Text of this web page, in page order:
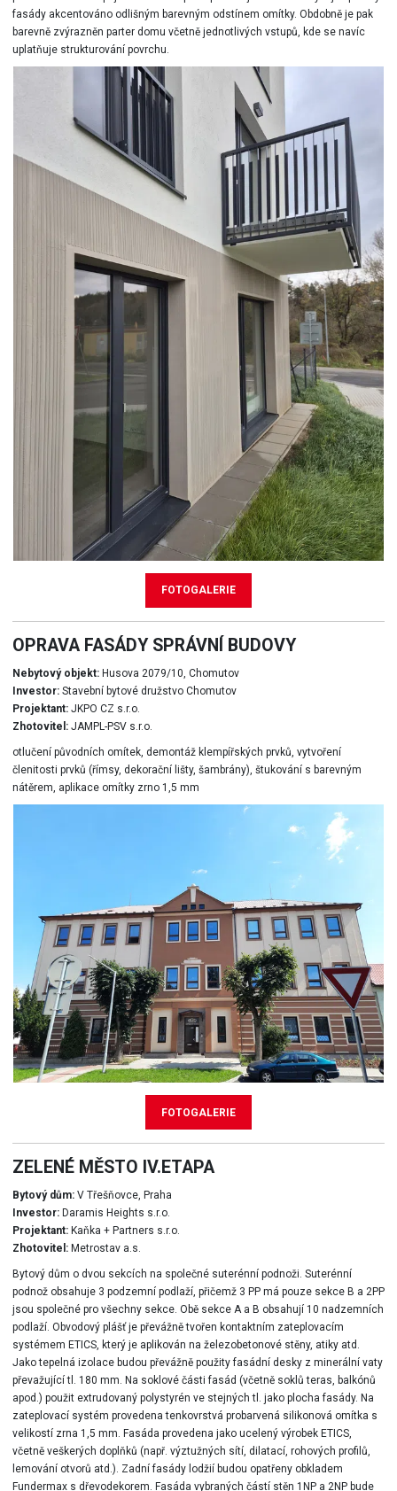
FOTOGALERIE
fasády akcentováno odlišným barevným odstínem omítky. Obdobně je pak
barevně zvýrazněn parter domu včetně jednotlivých vstupů, kde se navíc
uplatňuje strukturování povrchu.
FOTOGALERIE
OPRAVA FASÁDY SPRÁVNÍ BUDOVY
Nebytový objekt:Husova 2079/10, Chomutov
Investor:Stavební bytové družstvo Chomutov
Projektant:JKPO CZ s.r.o.
Zhotovitel:JAMPL-PSV s.r.o.
otlučení původních omítek, demontáž klempířských prvků, vytvoření
členitosti prvků (římsy, dekorační lišty, šambrány), štukování s barevným
nátěrem, aplikace omítky zrno 1,5 mm
ZELENÉ MĚSTO IV.ETAPA
Bytový dům:V Třešňovce, Praha
Investor:Daramis Heights s.r.o.
Projektant:Kaňka + Partners s.r.o.
Zhotovitel:Metrostav a.s.
Bytový dům o dvou sekcích na společné suterénní podnoži. Suterénní
podnož obsahuje 3 podzemní podlaží, přičemž 3 PP má pouze sekce B a 2PP
jsou společné pro všechny sekce. Obě sekce A a B obsahují 10 nadzemních
podlaží. Obvodový plášť je převážně tvořen kontaktním zateplovacím
systémem ETICS, který je aplikován na železobetonové stěny, atiky atd.
Jako tepelná izolace budou převážně použity fasádní desky z minerální vaty
převažující tl. 180 mm. Na soklové části fasád (včetně soklů teras, balkónů
apod.) použit extrudovaný polystyrén ve stejných tl. jako plocha fasády. Na
zateplovací systém provedena tenkovrstvá probarvená silikonová omítka s
velikostí zrna 1,5 mm. Fasáda provedena jako ucelený výrobek ETICS,
včetně veškerých doplňků (např. výztužných sítí, dilatací, rohových profilů,
lemování otvorů atd.). Zadní fasády lodžií budou opatřeny obkladem
Fundermax s dřevodekorem. Fasáda vybraných částí stěn 1NP a 2NP bude